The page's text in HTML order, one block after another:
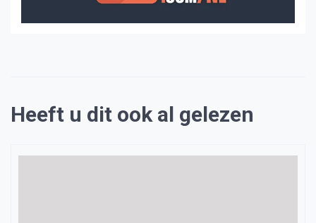
Heeft u dit ook al gelezen